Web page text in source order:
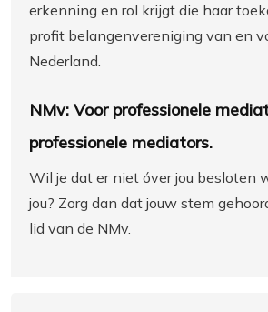
erkenning en rol krijgt die haar
profit belangenvereniging van en
Nederland.
NMv: Voor professionele
professionele mediators.
Wil je dat er niet óver jou besloten
jou? Zorg dan dat jouw stem
lid van de NMv.